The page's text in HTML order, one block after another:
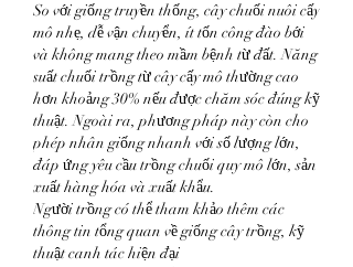
So với giống truyền thống, cây chuối nuôi cấy
mô nhẹ, dễ vận chuyển, ít tốn công đào bới
và không mang theo mầm bệnh từ đất. Năng
suất chuối trồng từ cây cấy mô thường cao
hơn khoảng 30% nếu được chăm sóc đúng kỹ
thuật. Ngoài ra, phương pháp này còn cho
phép nhân giống nhanh với số lượng lớn,
đáp ứng yêu cầu trồng chuối quy mô lớn, sản
xuất hàng hóa và xuất khẩu.
Người trồng có thể tham khảo thêm các
thông tin tổng quan về giống cây trồng, kỹ
thuật canh tác hiện đại